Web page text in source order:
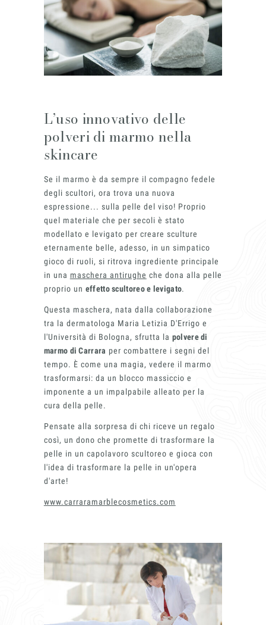
L’uso innovativo delle
polveri di marmo nella
skincare
Se il marmo è da sempre il compagno fedele
degli scultori, ora trova una nuova
espressione... sulla pelle del viso! Proprio
quel materiale che per secoli è stato
modellato e levigato per creare sculture
eternamente belle, adesso, in un simpatico
gioco di ruoli, si ritrova ingrediente principale
in una maschera antirughe che dona alla pelle
proprio un effetto scultoreo e levigato.
Questa maschera, nata dalla collaborazione
tra la dermatologa Maria Letizia D'Errigo e
l'Università di Bologna, sfrutta la polvere di
marmo di Carrara per combattere i segni del
tempo. È come una magia, vedere il marmo
trasformarsi: da un blocco massiccio e
imponente a un impalpabile alleato per la
cura della pelle.
Pensate alla sorpresa di chi riceve un regalo
così, un dono che promette di trasformare la
pelle in un capolavoro scultoreo e gioca con
l'idea di trasformare la pelle in un'opera
d'arte!
www.carraramarblecosmetics.com